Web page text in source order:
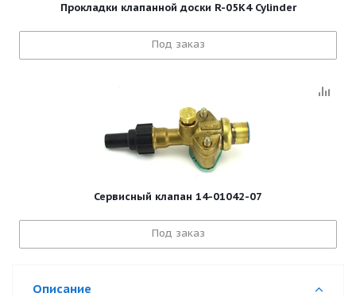
Прокладки клапанной доски R-05K4 Cylinder
Под заказ
Сервисный клапан 14-01042-07
Под заказ
Описание